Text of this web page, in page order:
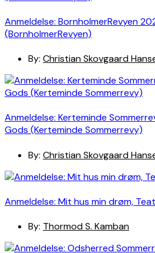
Anmeldelse: BornholmerRevyen
(BornholmerRevyen)
By: Christian Skovgaard
Anmeldelse: Kerteminde
Gods (Kerteminde Sommerrevy)
By: Christian Skovgaard
Anmeldelse: Mit hus min drøm,
By: Thormod S. Kamban